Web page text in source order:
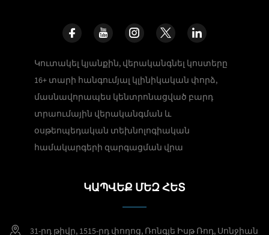
Կուտակել կյանքին, վերականգնել կոստերը
16+ տարի հանգումյալ կլինիկական փորձ,
մասնավորապես կենտրոնացված բարդ
տրաումային վերականգման և
օսթեոպեդական տեխնոլոգիական
համակարգերի զարգացման վրա
ԿԱՊՎԵՔ ՄԵԶ ՀԵՏ
31-րդ թիվը, 1515-րդ փողոց, Ռոնգլե Իսթ Ռոդ, Սոնջիան